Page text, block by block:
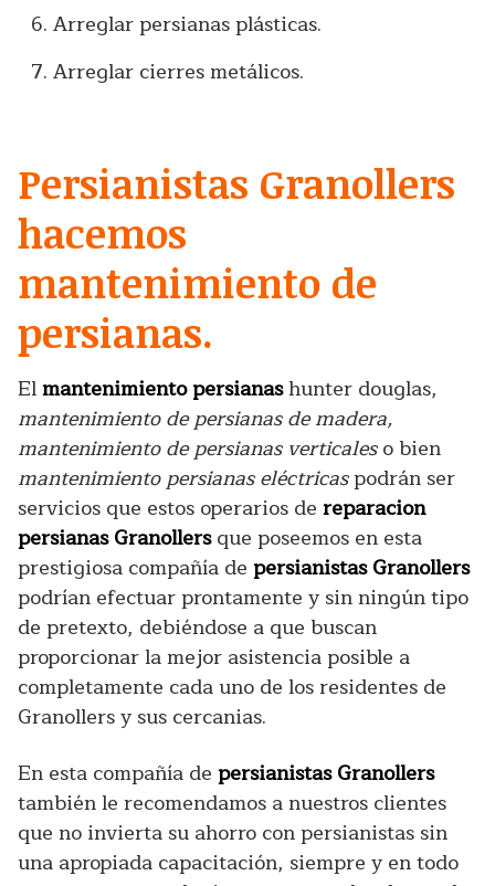
Arreglar persianas plásticas.
Arreglar cierres metálicos.
Persianistas Granollers
hacemos
mantenimiento de
persianas.
Elmantenimiento persianashunter douglas,
mantenimiento de persianas de madera,
mantenimiento de persianas verticaleso bien
mantenimiento persianas eléctricaspodrán ser
servicios que estos operarios de reparacion
persianas Granollersque poseemos en esta
prestigiosa compañía de persianistas Granollers
podrían efectuar prontamente y sin ningún tipo
de pretexto, debiéndose a que buscan
proporcionar la mejor asistencia posible a
completamente cada uno de los residentes de
Granollers y sus cercanias.
En esta compañía de persianistas Granollers
también le recomendamos a nuestros clientes
que no invierta su ahorro con persianistas sin
una apropiada capacitación, siempre y en todo